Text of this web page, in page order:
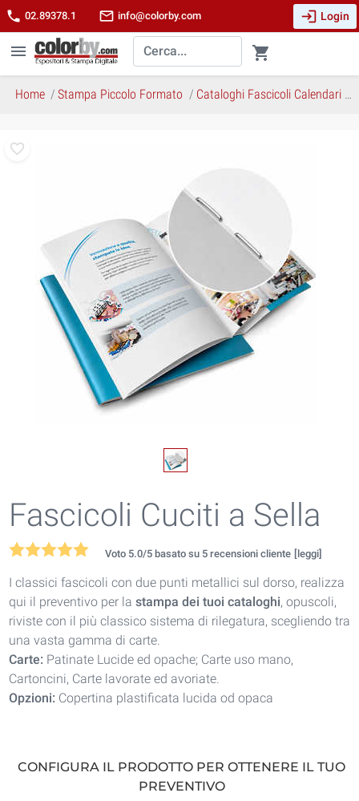
phone 02.89378.1 mail_outline info@colorby.com login Login
menu shopping_cart
Home Stampa Piccolo Formato Cataloghi Fascicoli Calendari
Fascicoli Cuciti a Sella
Voto 5.0/5 basato su 5 recensioni cliente [leggi]
I classici fascicoli con due punti metallici sul dorso, realizza
qui il preventivo per la stampa dei tuoi cataloghi, opuscoli,
riviste con il più classico sistema di rilegatura, scegliendo tra
una vasta gamma di carte.
Carte: Patinate Lucide ed opache; Carte uso mano,
Cartoncini, Carte lavorate ed avoriate.
Opzioni: Copertina plastificata lucida od opaca
CONFIGURA IL PRODOTTO PER OTTENERE IL TUO
PREVENTIVO